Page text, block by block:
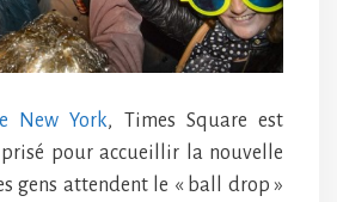
New York, Times Square est
prisé pour accueillir la nouvelle
gens attendent le « ball drop »